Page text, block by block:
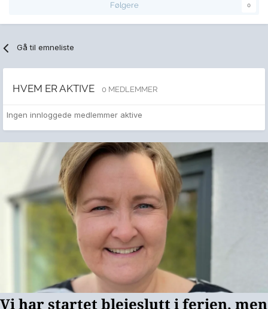
Følgere 0
Gå til emneliste
HVEM ER AKTIVE 0 MEDLEMMER
Ingen innloggede medlemmer aktive